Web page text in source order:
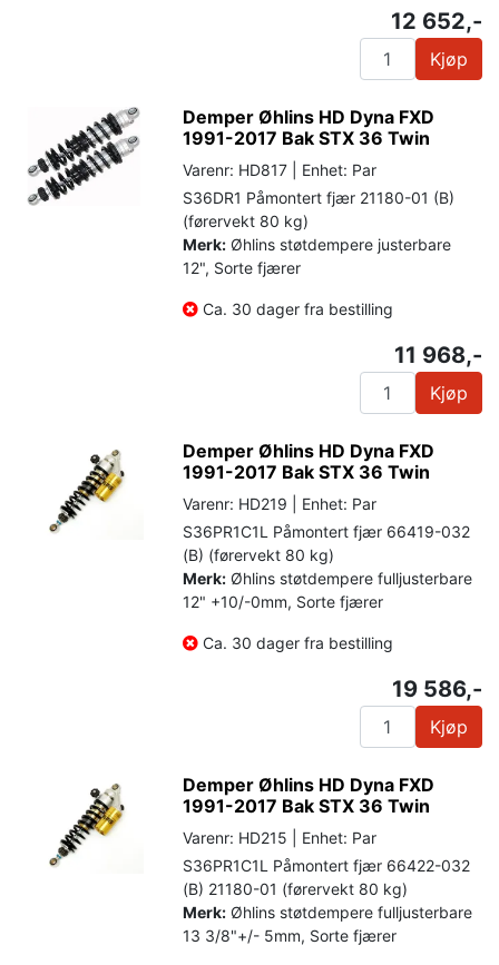
12 652,-
Kjøp
Demper Øhlins HD Dyna FXD
1991-2017 Bak STX 36 Twin
Varenr: HD817 | Enhet: Par
S36DR1 Påmontert fjær 21180-01 (B)
(førervekt 80 kg)
Merk: Øhlins støtdempere justerbare
12", Sorte fjærer
Ca. 30 dager fra bestilling
11 968,-
Kjøp
Demper Øhlins HD Dyna FXD
1991-2017 Bak STX 36 Twin
Varenr: HD219 | Enhet: Par
S36PR1C1L Påmontert fjær 66419-032
(B) (førervekt 80 kg)
Merk: Øhlins støtdempere fulljusterbare
12" +10/-0mm, Sorte fjærer
Ca. 30 dager fra bestilling
19 586,-
Kjøp
Demper Øhlins HD Dyna FXD
1991-2017 Bak STX 36 Twin
Varenr: HD215 | Enhet: Par
S36PR1C1L Påmontert fjær 66422-032
(B) 21180-01 (førervekt 80 kg)
Merk: Øhlins støtdempere fulljusterbare
13 3/8"+/- 5mm, Sorte fjærer